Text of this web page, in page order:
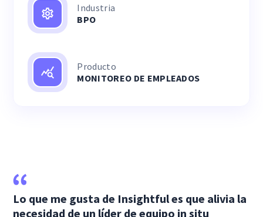
Industria
BPO
Producto
MONITOREO DE EMPLEADOS
Lo que me gusta de Insightful es que alivia la
necesidad de un líder de equipo in situ